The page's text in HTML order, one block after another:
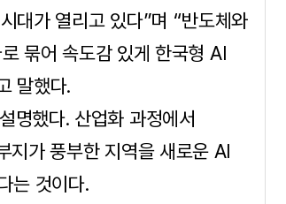
대가 열리고 있다”며 “반도체와
묶어 속도감 있게 한국형 AI
말했다.
명했다. 산업화 과정에서
지가 풍부한 지역을 새로운 AI
는 것이다.